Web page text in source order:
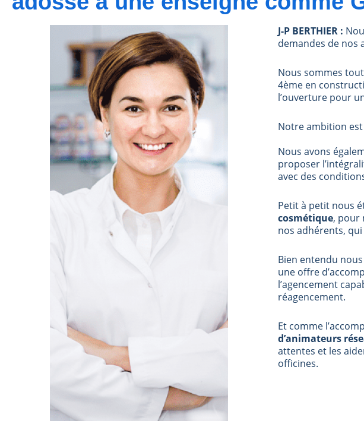
J-P BERTHIER :
demandes de nos
Nous sommes
4èmeen
l’ouverture pour
Notre ambition
Nous avons
proposer
avec des
Petit à petit nous
cosmétique, pour
nos adhérents,
Bien entendu
une offre
l’agencement
réagencement.
Et comme
d’animateurs
attentes et les
officines.